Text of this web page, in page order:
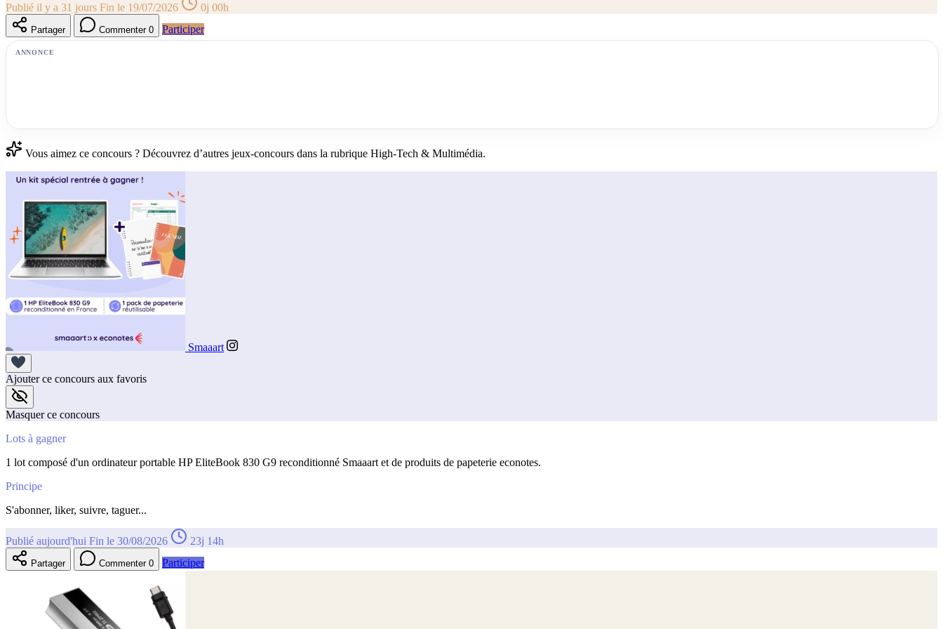
Publié il y a 31 jours Fin le 19/07/2026 0j 00h
Partager Commenter 0 Participer
ANNONCE
Vous aimez ce concours ? Découvrez d’autres jeux-concours dans la rubrique High-Tech & Multimédia.
Smaaart
Ajouter ce concours aux favoris
Masquer ce concours
Lots à gagner
1 lot composé d'un ordinateur portable HP EliteBook 830 G9 reconditionné Smaaart et de produits de papeterie econotes.
Principe
S'abonner, liker, suivre, taguer...
Publié aujourd'hui Fin le 30/08/2026 23j 14h
Partager Commenter 0 Participer